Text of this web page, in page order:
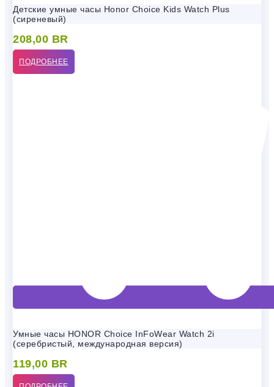
Детские умные часы Honor Choice Kids Watch Plus
(сиреневый)
208,00 BR
ПОДРОБНЕЕ
Умные часы HONOR Choice InFoWear Watch 2i
(серебристый, международная версия)
119,00 BR